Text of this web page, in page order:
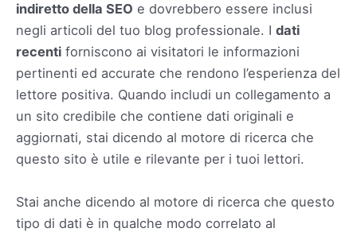
indiretto della SEO e dovrebbero essere inclusi
negli articoli del tuo blog professionale. I dati
recenti forniscono ai visitatori le informazioni
pertinenti ed accurate che rendono l’esperienza del
lettore positiva. Quando includi un collegamento a
un sito credibile che contiene dati originali e
aggiornati, stai dicendo al motore di ricerca che
questo sito è utile e rilevante per i tuoi lettori.
Stai anche dicendo al motore di ricerca che questo
tipo di dati è in qualche modo correlato al